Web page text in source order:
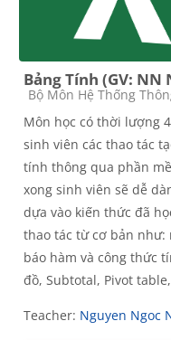
Bảng Tính (GV: NN
Course category
Bộ Môn Hệ Thống
Môn học có thời lượng
sinh viên các thao tác
tính thông qua phần
xong sinh viên sẽ dễ
dựa vào kiến thức đã
thao tác từ cơ bản
báo hàm và công thức
đồ, Subtotal, Pivot
Teacher: Nguyen Ngoc